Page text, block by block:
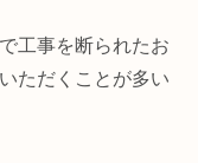
工事を断られたお
ただくことが多い